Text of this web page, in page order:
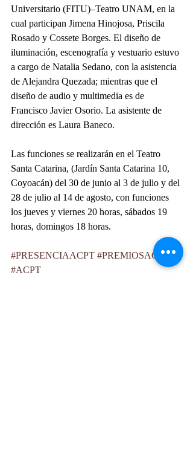
Universitario (FITU)–Teatro UNAM, en la
cual participan Jimena Hinojosa, Priscila
Rosado y Cossete Borges. El diseño de
iluminación, escenografía y vestuario estuvo
a cargo de Natalia Sedano, con la asistencia
de Alejandra Quezada; mientras que el
diseño de audio y multimedia es de
Francisco Javier Osorio. La asistente de
dirección es Laura Baneco.
Las funciones se realizarán en el Teatro
Santa Catarina, (Jardín Santa Catarina 10,
Coyoacán) del 30 de junio al 3 de julio y del
28 de julio al 14 de agosto, con funciones
los jueves y viernes 20 horas, sábados 19
horas, domingos 18 horas.
#PRESENCIAACPT #PREMIOSACPT
#ACPT